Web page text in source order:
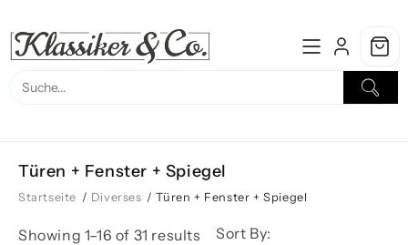
to
content
Türen + Fenster + Spiegel
Startseite / Diverses / Türen + Fenster + Spiegel
Showing 1–16 of 31 results Sort By: